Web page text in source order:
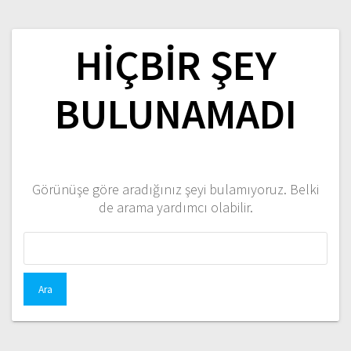
HIÇBIR ŞEY
BULUNAMADI
Görünüşe göre aradığınız şeyi bulamıyoruz. Belki
de arama yardımcı olabilir.